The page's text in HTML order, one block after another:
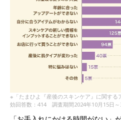
※「たまひよ『産後のスキンケア』に関する
効回答数：414 調査期間2024年10月15日～